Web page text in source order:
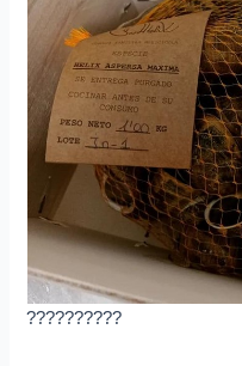
??????????